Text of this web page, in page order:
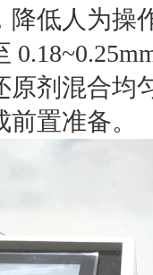
降低人为操
原剂混合均
置准备。